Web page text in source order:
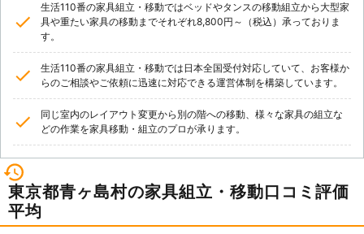
生活110番の家具組立・移動ではベッドやタンスの移動組立から大型家
具や重たい家具の移動までそれぞれ8,800円～（税込）承っておりま
す。
生活110番の家具組立・移動では日本全国受付対応していて、お客様か
らのご相談やご依頼に迅速に対応できる運営体制を構築しています。
同じ室内のレイアウト変更から別の階への移動、様々な家具の組立な
どの作業を家具移動・組立のプロが承ります。
東京都青ヶ島村の家具組立・移動口コミ評価
平均